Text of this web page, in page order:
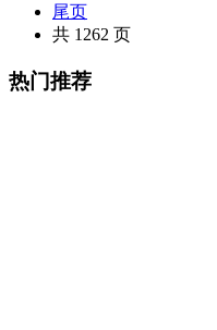
尾页
共 1262 页
热门推荐